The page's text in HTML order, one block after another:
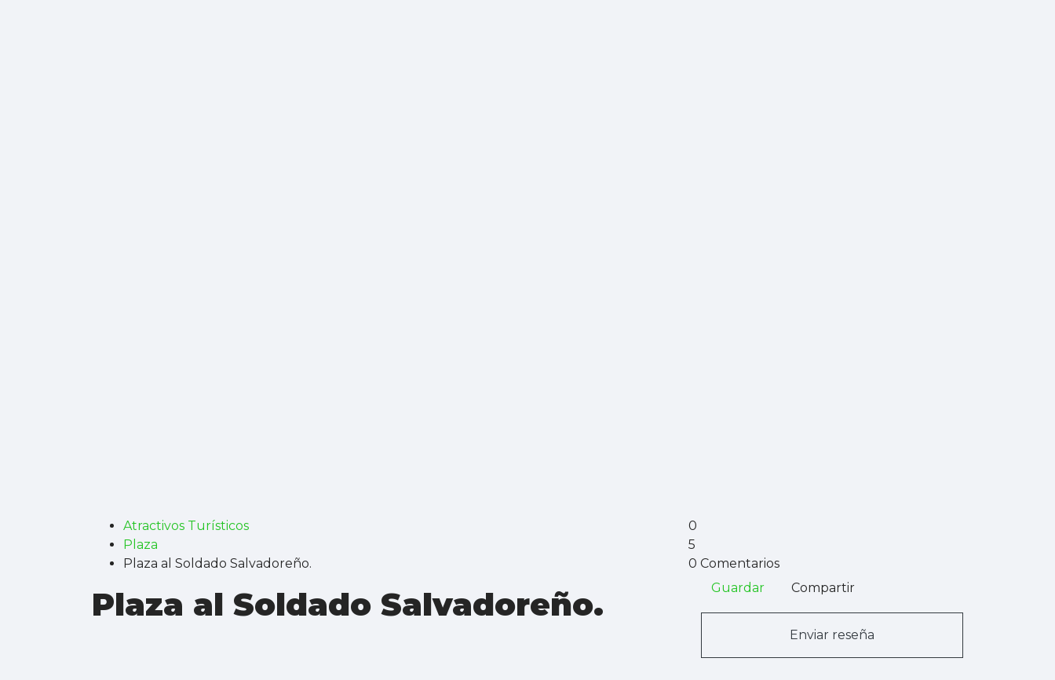
Atractivos Turísticos
Plaza
Plaza al Soldado Salvadoreño.
Plaza al Soldado Salvadoreño.
0
5
0 Comentarios
Guardar
Compartir
Enviar reseña